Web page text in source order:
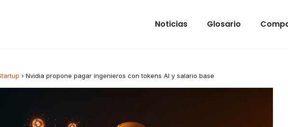
Noticias Glosario
› Nvidia propone pagar ingenieros con tokens AI y salario base